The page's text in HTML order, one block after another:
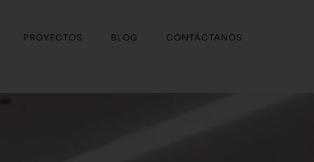
PROYECTOS BLOG CONTÁCTANOS